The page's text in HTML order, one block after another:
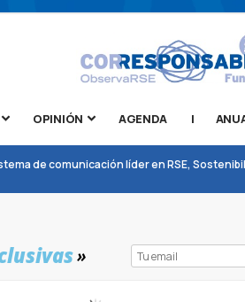
OPINIÓN AGENDA |
de comunicación líder en RSE,
»